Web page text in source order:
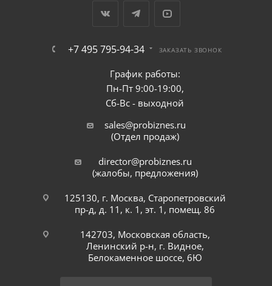
+7 495 795-94-34 ЗАКАЗАТЬ ЗВОНОК
График работы:
Пн-Пт 9:00-19:00,
Сб-Вс - выходной
sales@probiznes.ru
(Отдел продаж)
director@probiznes.ru
(жалобы, предложения)
125130, г. Москва, Старопетровский
пр-д, д. 11, к. 1, эт. 1, помещ. 86
142703, Московская область,
Ленинский р-н, г. Видное,
Белокаменное шоссе, 6Ю